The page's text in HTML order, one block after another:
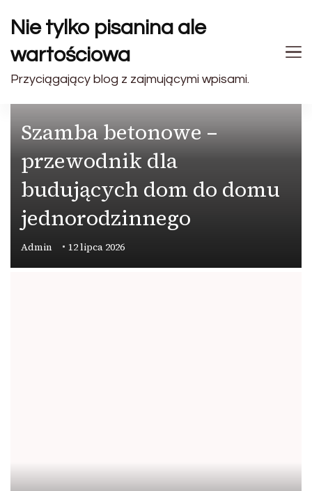
Nie tylko pisanina ale
wartościowa
Przyciągający blog z zajmującymi wpisami.
Szamba betonowe –
przewodnik dla
budujących dom do domu
jednorodzinnego
Admin 12 lipca 2026